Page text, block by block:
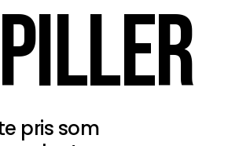
pris som